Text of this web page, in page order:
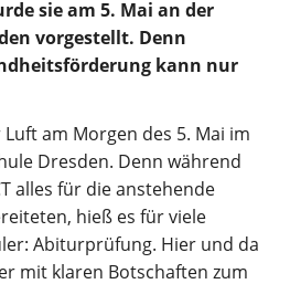
sie am 5. Mai an der
vorgestellt. Denn
kann nur
am Morgen des 5. Mai im
Dresden. Denn während
alles für die anstehende
hieß es für viele
Abiturprüfung. Hier und da
mit klaren Botschaften zum